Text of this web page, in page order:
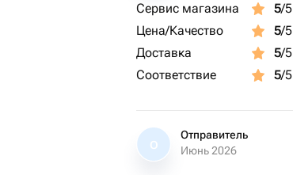
Сервис магазина 5/5
Цена/Качество
5/5
Доставка
5/5
Соответствие
5/5
О
Отправитель
Июнь 2026